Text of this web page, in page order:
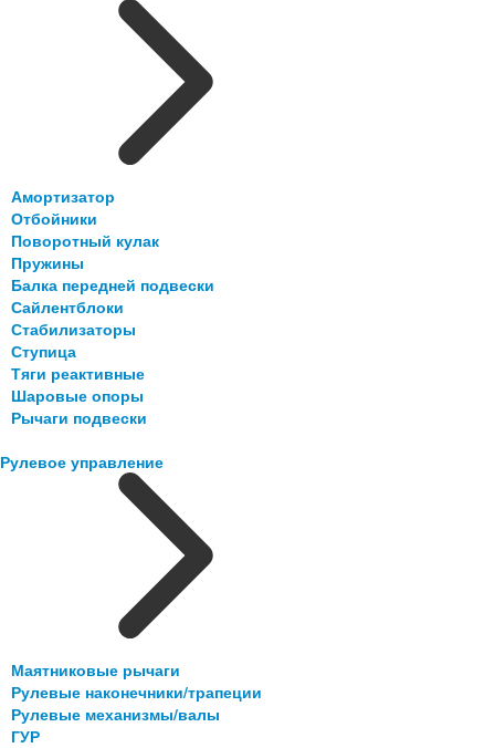
Амортизатор
Отбойники
Поворотный кулак
Пружины
Балка передней подвески
Сайлентблоки
Стабилизаторы
Ступица
Тяги реактивные
Шаровые опоры
Рычаги подвески
Рулевое управление
Маятниковые рычаги
Рулевые наконечники/трапеции
Рулевые механизмы/валы
ГУР